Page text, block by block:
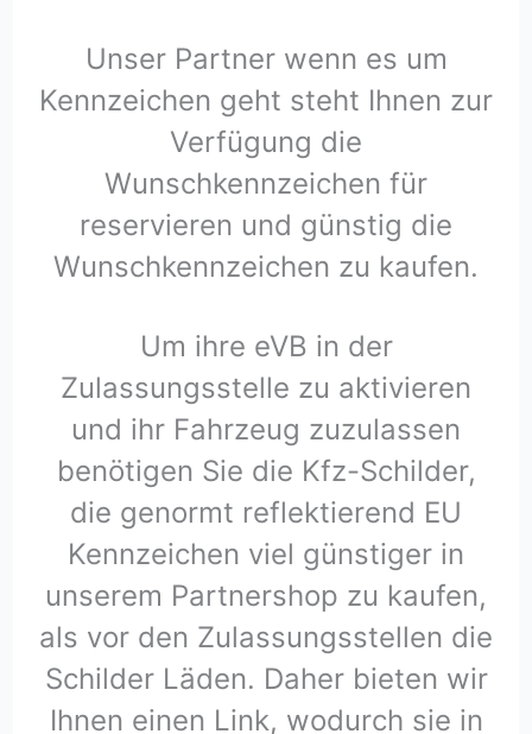
Unser Partner wenn es um
Kennzeichen geht steht Ihnen zur
Verfügung die
Wunschkennzeichen für
reservieren und günstig die
Wunschkennzeichen zu kaufen.
Um ihre eVB in der
Zulassungsstelle zu aktivieren
und ihr Fahrzeug zuzulassen
benötigen Sie die Kfz-Schilder,
die genormt reflektierend EU
Kennzeichen viel günstiger in
unserem Partnershop zu kaufen,
als vor den Zulassungsstellen die
Schilder Läden. Daher bieten wir
Ihnen einen Link, wodurch sie in